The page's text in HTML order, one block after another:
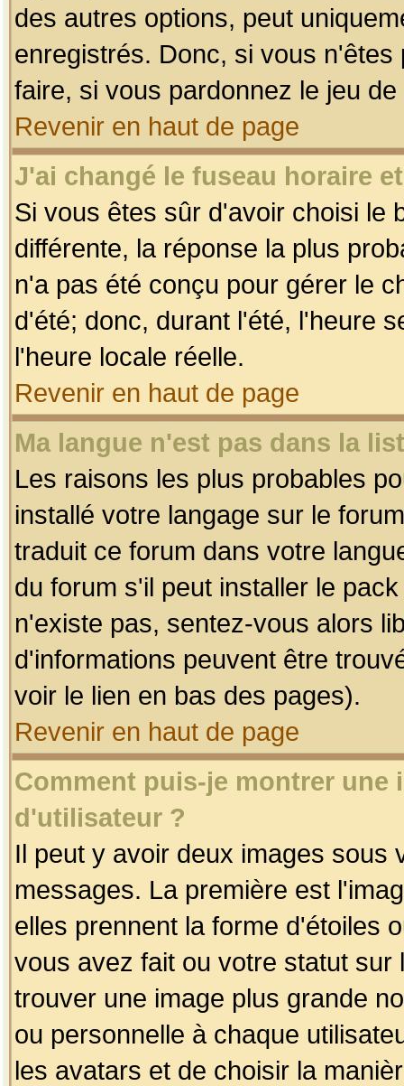
des autres options, peut
enregistrés. Donc, si vous
faire, si vous pardonnez le jeu
Revenir en haut de page
J'ai changé le fuseau horaire
Si vous êtes sûr d'avoir choisi le
différente, la réponse la plus
n'a pas été conçu pour gérer le
d'été; donc, durant l'été, l'heure
l'heure locale réelle.
Revenir en haut de page
Ma langue n'est pas dans la
Les raisons les plus probables
installé votre langage sur le
traduit ce forum dans votre
du forum s'il peut installer le
n'existe pas, sentez-vous alors
d'informations peuvent être
voir le lien en bas des pages).
Revenir en haut de page
Comment puis-je montrer une
d'utilisateur ?
Il peut y avoir deux images sous
messages. La première est
elles prennent la forme d'étoiles
vous avez fait ou votre statut
trouver une image plus grande
ou personnelle à chaque
les avatars et de choisir la